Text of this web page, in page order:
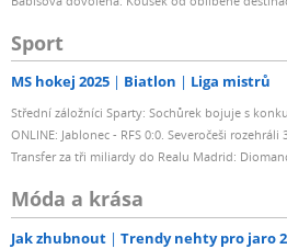
Sport
MS hokej 2025 Biatlon Liga mistrů
Střední záložníci Sparty: Sochůrek bojuje s
ONLINE: Jablonec - RFS 0:0. Severočeši
Transfer za tři miliardy do Realu Madrid:
Móda a krása
Jak zhubnout Trendy nehty pro jaro